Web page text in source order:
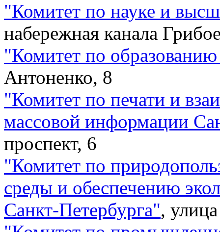
"Комитет по науке и
набережная канала
"Комитет по
Антоненко, 8
"Комитет по печати и
массовой информации
проспект, 6
"Комитет по
среды и обеспечению
Санкт-Петербурга",